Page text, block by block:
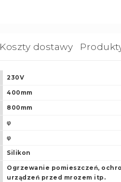
Koszty dostawy
230V
400mm
800mm
φ
φ
Silikon
Ogrzewanie pomieszczeń,
urządzeń przed mrozem itp.